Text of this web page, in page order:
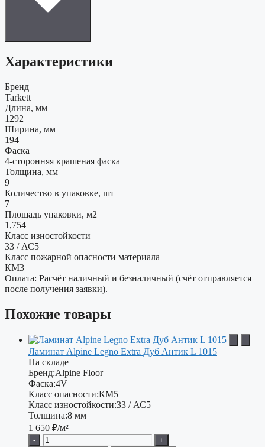
Характеристики
Бренд
Tarkett
Длина, мм
1292
Ширина, мм
194
Фаска
4-сторонняя крашеная фаска
Толщина, мм
9
Количество в упаковке, шт
7
Площадь упаковки, м2
1,754
Класс изностойкости
33 / АС5
Класс пожарной опасности материала
КМ3
Оплата: Расчёт наличный и безналичный (счёт отправляется
после получения заявки).
Похожие товары
Ламинат Alpine Legno Extra Дуб Антик L 1015
На складе
Бренд:Alpine Floor
Фаска:4V
Класс опасности:КМ5
Класс изностойкости:33 / АС5
Толщина:8 мм
1 650 ₽/м²
-
+